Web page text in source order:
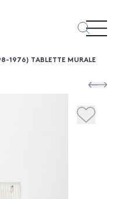
1976) TABLETTE MURALE